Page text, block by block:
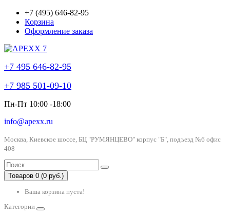
+7 (495) 646-82-95
Корзина
Оформление заказа
+7 495 646-82-95
+7 985 501-09-10
Пн-Пт 10:00 -18:00
info@apexx.ru
Москва, Киевское шоссе, БЦ "РУМЯНЦЕВО" корпус "Б", подъезд №6 офис
408
Товаров 0 (0 руб.)
Ваша корзина пуста!
Категории